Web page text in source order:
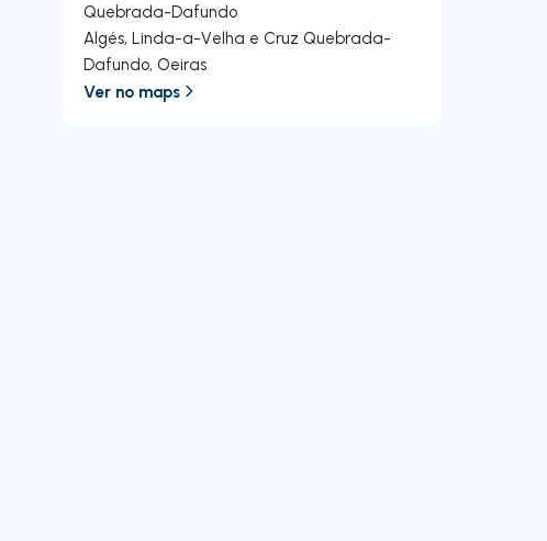
Quebrada-Dafundo
Algés, Linda-a-Velha e Cruz Quebrada-
Dafundo, Oeiras
Ver no maps